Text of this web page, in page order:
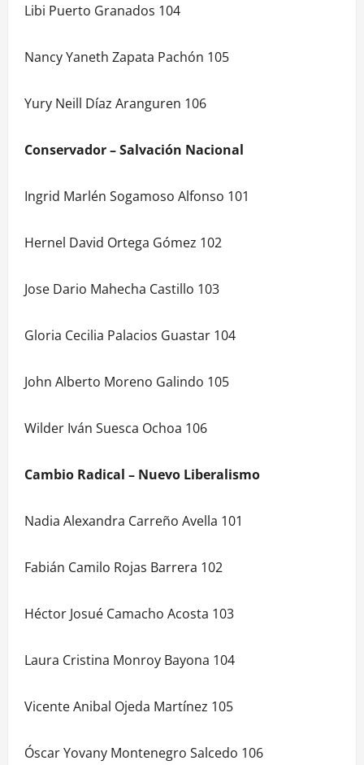
Libi Puerto Granados 104
Nancy Yaneth Zapata Pachón 105
Yury Neill Díaz Aranguren 106
Conservador – Salvación Nacional
Ingrid Marlén Sogamoso Alfonso 101
Hernel David Ortega Gómez 102
Jose Dario Mahecha Castillo 103
Gloria Cecilia Palacios Guastar 104
John Alberto Moreno Galindo 105
Wilder Iván Suesca Ochoa 106
Cambio Radical – Nuevo Liberalismo
Nadia Alexandra Carreño Avella 101
Fabián Camilo Rojas Barrera 102
Héctor Josué Camacho Acosta 103
Laura Cristina Monroy Bayona 104
Vicente Anibal Ojeda Martínez 105
Óscar Yovany Montenegro Salcedo 106